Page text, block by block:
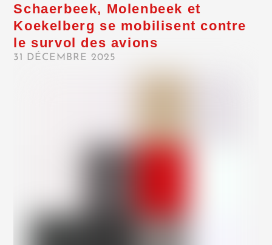
Schaerbeek, Molenbeek et
Koekelberg se mobilisent contre
le survol des avions
31 DÉCEMBRE 2025